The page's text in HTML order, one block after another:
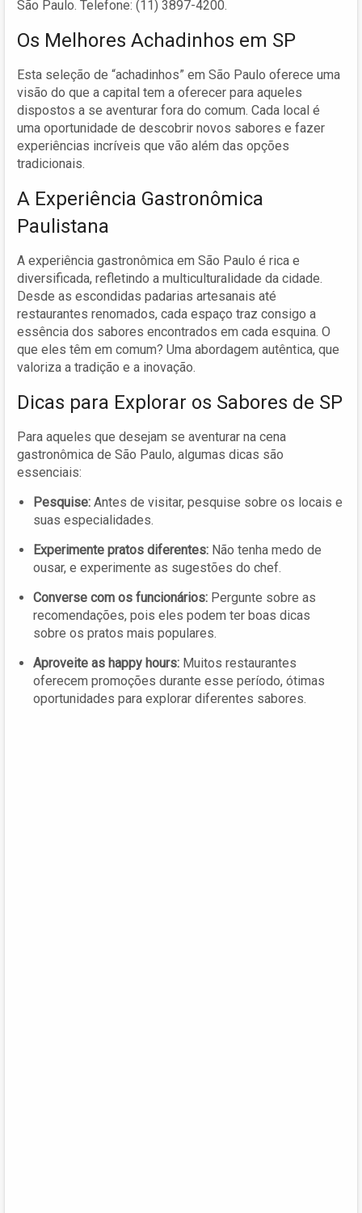
São Paulo. Telefone: (11) 3897-4200.
Os Melhores Achadinhos em SP
Esta seleção de “achadinhos” em São Paulo oferece uma
visão do que a capital tem a oferecer para aqueles
dispostos a se aventurar fora do comum. Cada local é
uma oportunidade de descobrir novos sabores e fazer
experiências incríveis que vão além das opções
tradicionais.
A Experiência Gastronômica
Paulistana
A experiência gastronômica em São Paulo é rica e
diversificada, refletindo a multiculturalidade da cidade.
Desde as escondidas padarias artesanais até
restaurantes renomados, cada espaço traz consigo a
essência dos sabores encontrados em cada esquina. O
que eles têm em comum? Uma abordagem autêntica, que
valoriza a tradição e a inovação.
Dicas para Explorar os Sabores de SP
Para aqueles que desejam se aventurar na cena
gastronômica de São Paulo, algumas dicas são
essenciais:
Pesquise: Antes de visitar, pesquise sobre os locais e
suas especialidades.
Experimente pratos diferentes: Não tenha medo de
ousar, e experimente as sugestões do chef.
Converse com os funcionários: Pergunte sobre as
recomendações, pois eles podem ter boas dicas
sobre os pratos mais populares.
Aproveite as happy hours: Muitos restaurantes
oferecem promoções durante esse período, ótimas
oportunidades para explorar diferentes sabores.